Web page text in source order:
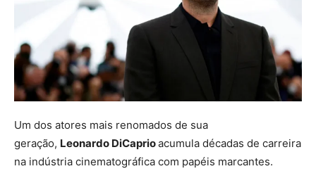
Um dos atores mais renomados de sua
geração, Leonardo DiCaprioacumula décadas de carreira
na indústria cinematográfica com papéis marcantes.